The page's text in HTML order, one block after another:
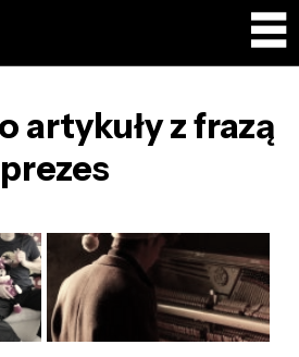
artykuły z frazą
prezes